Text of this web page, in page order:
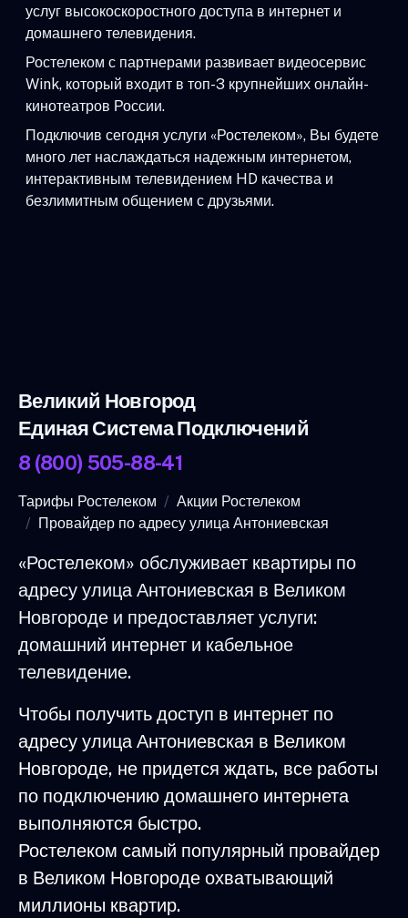
услуг высокоскоростного доступа в интернет и
домашнего телевидения.
Ростелеком с партнерами развивает видеосервис
Wink, который входит в топ-3 крупнейших онлайн-
кинотеатров России.
Подключив сегодня услуги «Ростелеком», Вы будете
много лет наслаждаться надежным интернетом,
интерактивным телевидением HD качества и
безлимитным общением с друзьями.
Великий Новгород
Единая Система Подключений
8 (800) 505-88-41
Тарифы Ростелеком
Акции Ростелеком
Провайдер по адресу улица Антониевская
«Ростелеком» обслуживает квартиры по
адресу улица Антониевская в Великом
Новгороде и предоставляет услуги:
домашний интернет и кабельное
телевидение.
Чтобы получить доступ в интернет по
адресу улица Антониевская в Великом
Новгороде, не придется ждать, все работы
по подключению домашнего интернета
выполняются быстро.
Ростелеком самый популярный провайдер
в Великом Новгороде охватывающий
миллионы квартир.